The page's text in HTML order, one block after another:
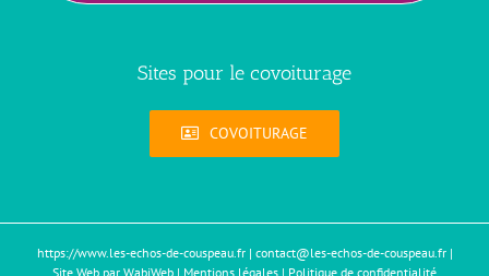
Sites pour le covoiturage
COVOITURAGE
https://www.les-echos-de-couspeau.fr| contact@les-echos-de-couspeau.fr|
Site Web par WabiWeb | Mentions légales | Politique de confidentialité